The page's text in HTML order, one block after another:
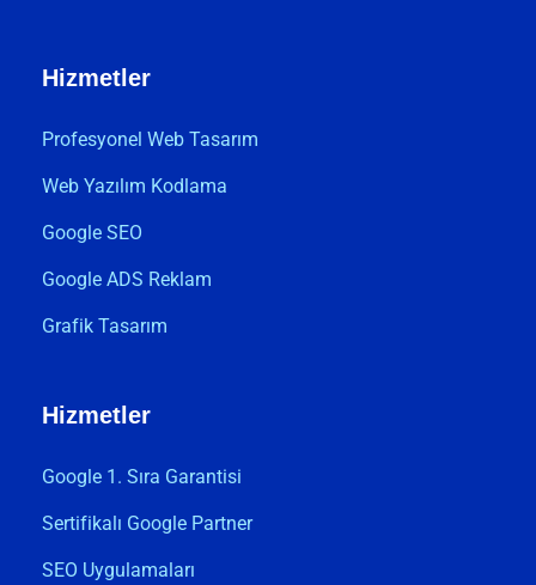
Hizmetler
Profesyonel Web Tasarım
Web Yazılım Kodlama
Google SEO
Google ADS Reklam
Grafik Tasarım
Hizmetler
Google 1. Sıra Garantisi
Sertifikalı Google Partner
SEO Uygulamaları